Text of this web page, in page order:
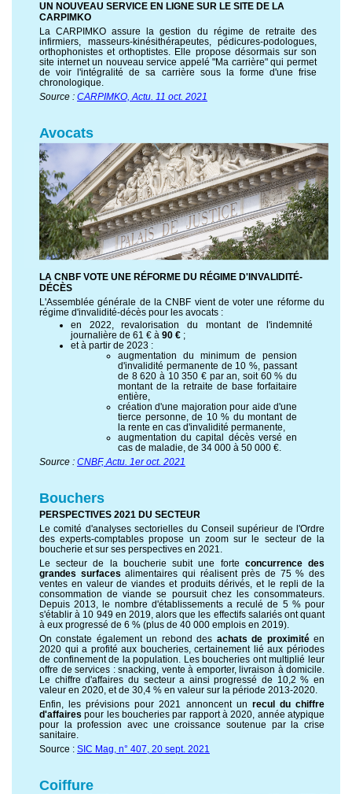
UN NOUVEAU SERVICE EN LIGNE SUR LE SITE DE LA
CARPIMKO
La CARPIMKO assure la gestion du régime de retraite des
infirmiers, masseurs-kinésithérapeutes, pédicures-podologues,
orthophonistes et orthoptistes. Elle propose désormais sur son
site internet un nouveau service appelé "Ma carrière" qui permet
de voir l'intégralité de sa carrière sous la forme d'une frise
chronologique.
Source : CARPIMKO, Actu. 11 oct. 2021
Avocats
LA CNBF VOTE UNE RÉFORME DU RÉGIME D'INVALIDITÉ-
DÉCÈS
L'Assemblée générale de la CNBF vient de voter une réforme du
régime d'invalidité-décès pour les avocats :
en 2022, revalorisation du montant de l'indemnité
journalière de 61 € à 90 € ;
et à partir de 2023 :
augmentation du minimum de pension
d'invalidité permanente de 10 %, passant
de 8 620 à 10 350 € par an, soit 60 % du
montant de la retraite de base forfaitaire
entière,
création d'une majoration pour aide d'une
tierce personne, de 10 % du montant de
la rente en cas d'invalidité permanente,
augmentation du capital décès versé en
cas de maladie, de 34 000 à 50 000 €.
Source : CNBF, Actu. 1er oct. 2021
Bouchers
PERSPECTIVES 2021 DU SECTEUR
Le comité d'analyses sectorielles du Conseil supérieur de l'Ordre
des experts-comptables propose un zoom sur le secteur de la
boucherie et sur ses perspectives en 2021.
Le secteur de la boucherie subit une forte concurrence des
grandes surfacesalimentaires qui réalisent près de 75 % des
ventes en valeur de viandes et produits dérivés, et le repli de la
consommation de viande se poursuit chez les consommateurs.
Depuis 2013, le nombre d'établissements a reculé de 5 % pour
s'établir à 10 949 en 2019, alors que les effectifs salariés ont quant
à eux progressé de 6 % (plus de 40 000 emplois en 2019).
On constate également un rebond des achats de proximitéen
2020 qui a profité aux boucheries, certainement lié aux périodes
de confinement de la population. Les boucheries ont multiplié leur
offre de services : snacking, vente à emporter, livraison à domicile.
Le chiffre d'affaires du secteur a ainsi progressé de 10,2 % en
valeur en 2020, et de 30,4 % en valeur sur la période 2013-2020.
Enfin, les prévisions pour 2021 annoncent un recul du chiffre
d'affaires pour les boucheries par rapport à 2020, année atypique
pour la profession avec une croissance soutenue par la crise
sanitaire.
Source : SIC Mag, n° 407, 20 sept. 2021
Coiffure